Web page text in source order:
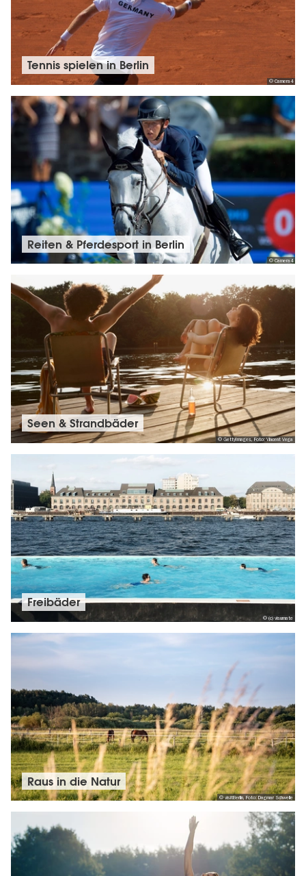
© Camera4
Tennis spielen in Berlin
© Camera4
Reiten & Pferdesport in Berlin
© GettyImages, Foto: Vincent Vega
Seen & Strandbäder
© (c) visumate
Freibäder
© visitBerlin, Foto: Dagmar Schwelle
Raus in die Natur